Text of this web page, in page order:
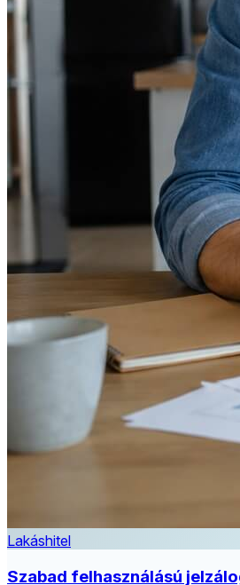
Lakáshitel
Szabad felhasználású